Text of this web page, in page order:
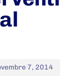
7, 2014